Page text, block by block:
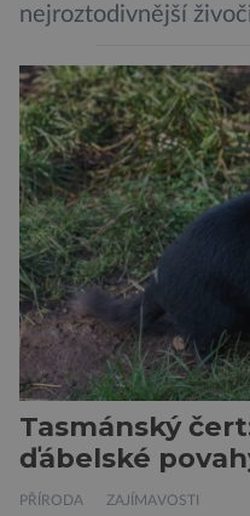
nejroztodivnější
prazvláštní stonožce
zárodky zbraní
Pavouci, štíři či
skupiny klepítkatců.
chelicerami, které u
Tasmánský
ďábelské
PŘÍRODA ZAJÍMAVOSTI